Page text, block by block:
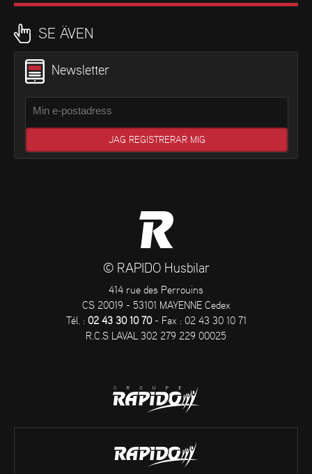
SE ÄVEN
Newsletter
© RAPIDO Husbilar
414 rue des Perrouins
CS 20019 - 53101 MAYENNE Cedex
Tél. : 02 43 30 10 70- Fax : 02 43 30 10 71
R.C.S LAVAL 302 279 229 00025